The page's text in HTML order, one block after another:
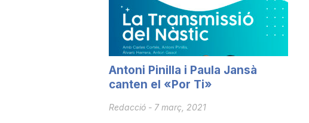
t
a
t
Antoni Pinilla i Paula Jansà
canten el «Por Ti»
Redacció - 7 març, 2021